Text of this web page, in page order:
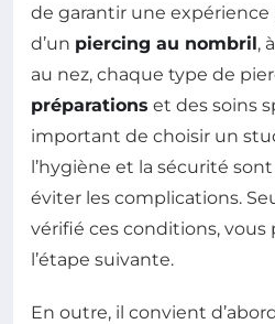
de garantir une expérience
d’un piercing au nombril,
au nez, chaque type de
préparations et des soins
important de choisir un
l’hygiène et la sécurité
éviter les complications.
vérifié ces conditions, vous
l’étape suivante.
En outre, il convient